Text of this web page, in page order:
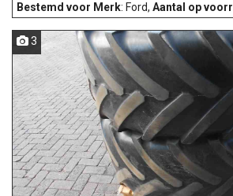
Bestemd voor Merk: Ford, Aantal op
3